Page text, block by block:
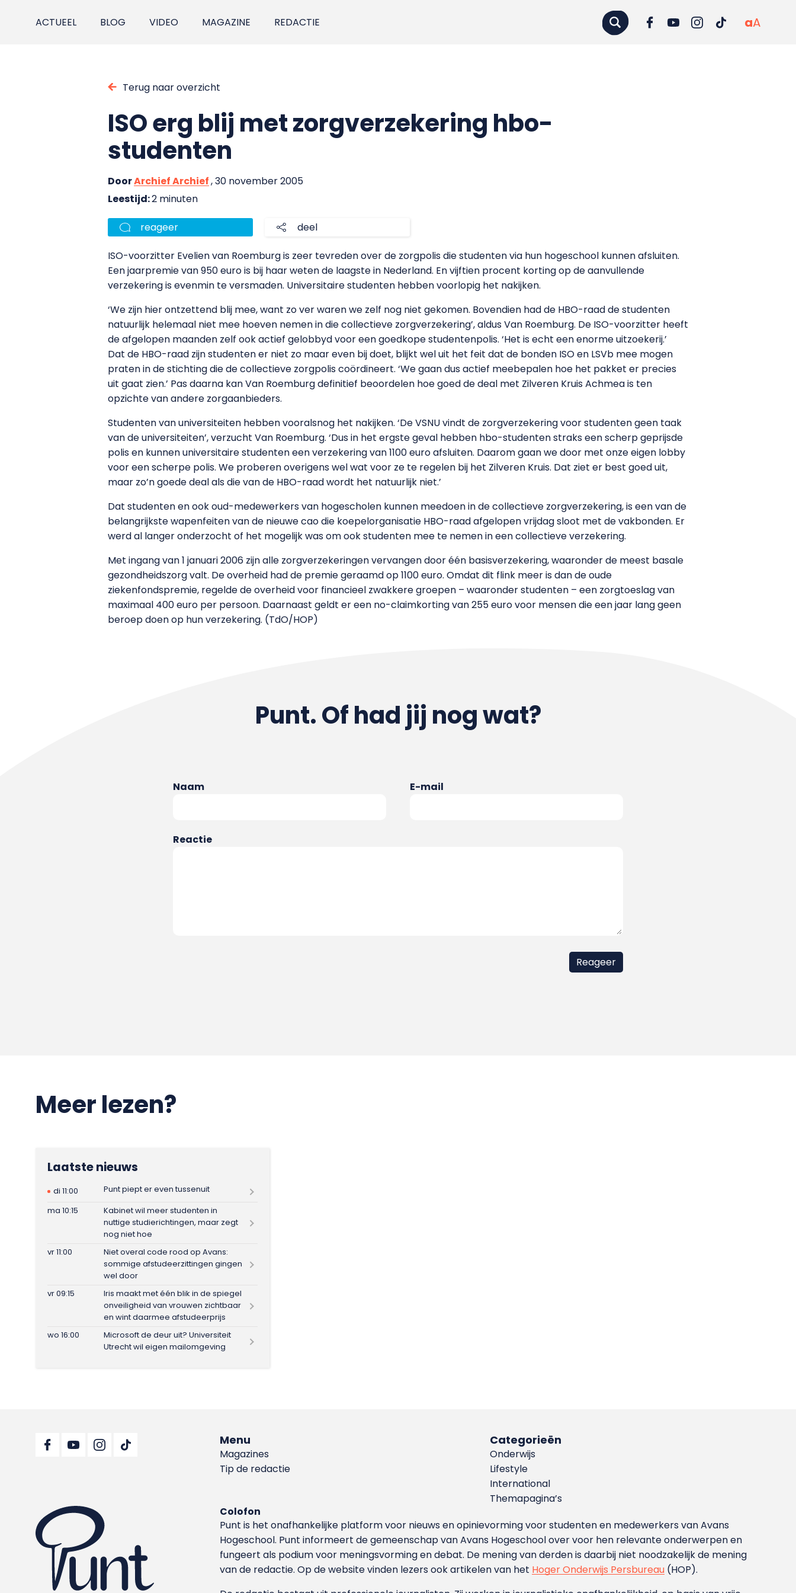
ACTUEEL BLOG VIDEO MAGAZINE REDACTIE aA
Terug naar overzicht
ISO erg blij met zorgverzekering hbo-
studenten
DoorArchief Archief, 30 november 2005
Leestijd:2 minuten
reageer deel
ISO-voorzitter Evelien van Roemburg is zeer tevreden over de zorgpolis die studenten via hun hogeschool kunnen afsluiten.
Een jaarpremie van 950 euro is bij haar weten de laagste in Nederland. En vijftien procent korting op de aanvullende
verzekering is evenmin te versmaden. Universitaire studenten hebben voorlopig het nakijken.
‘We zijn hier ontzettend blij mee, want zo ver waren we zelf nog niet gekomen. Bovendien had de HBO-raad de studenten
natuurlijk helemaal niet mee hoeven nemen in die collectieve zorgverzekering’, aldus Van Roemburg. De ISO-voorzitter heeft
de afgelopen maanden zelf ook actief gelobbyd voor een goedkope studentenpolis. ‘Het is echt een enorme uitzoekerij.’
Dat de HBO-raad zijn studenten er niet zo maar even bij doet, blijkt wel uit het feit dat de bonden ISO en LSVb mee mogen
praten in de stichting die de collectieve zorgpolis coördineert. ‘We gaan dus actief meebepalen hoe het pakket er precies
uit gaat zien.’ Pas daarna kan Van Roemburg definitief beoordelen hoe goed de deal met Zilveren Kruis Achmea is ten
opzichte van andere zorgaanbieders.
Studenten van universiteiten hebben vooralsnog het nakijken. ‘De VSNU vindt de zorgverzekering voor studenten geen taak
van de universiteiten’, verzucht Van Roemburg. ‘Dus in het ergste geval hebben hbo-studenten straks een scherp geprijsde
polis en kunnen universitaire studenten een verzekering van 1100 euro afsluiten. Daarom gaan we door met onze eigen lobby
voor een scherpe polis. We proberen overigens wel wat voor ze te regelen bij het Zilveren Kruis. Dat ziet er best goed uit,
maar zo’n goede deal als die van de HBO-raad wordt het natuurlijk niet.’
Dat studenten en ook oud-medewerkers van hogescholen kunnen meedoen in de collectieve zorgverzekering, is een van de
belangrijkste wapenfeiten van de nieuwe cao die koepelorganisatie HBO-raad afgelopen vrijdag sloot met de vakbonden. Er
werd al langer onderzocht of het mogelijk was om ook studenten mee te nemen in een collectieve verzekering.
Met ingang van 1 januari 2006 zijn alle zorgverzekeringen vervangen door één basisverzekering, waaronder de meest basale
gezondheidszorg valt. De overheid had de premie geraamd op 1100 euro. Omdat dit flink meer is dan de oude
ziekenfondspremie, regelde de overheid voor financieel zwakkere groepen – waaronder studenten – een zorgtoeslag van
maximaal 400 euro per persoon. Daarnaast geldt er een no-claimkorting van 255 euro voor mensen die een jaar lang geen
beroep doen op hun verzekering. (TdO/HOP)
Punt. Of had jij nog wat?
Naam E-mail
Reactie
Meer lezen?
Laatste nieuws
di 11:00
Punt piept er even tussenuit
ma 10:15
Kabinet wil meer studenten in
nuttige studierichtingen, maar zegt
nog niet hoe
vr 11:00
Niet overal code rood op Avans:
sommige afstudeerzittingen gingen
wel door
vr 09:15
Iris maakt met één blik in de spiegel
onveiligheid van vrouwen zichtbaar
en wint daarmee afstudeerprijs
wo 16:00
Microsoft de deur uit? Universiteit
Utrecht wil eigen mailomgeving
Menu
Magazines
Tip de redactie
Categorieën
Onderwijs
Lifestyle
International
Themapagina’s
Colofon
Punt is het onafhankelijke platform voor nieuws en opinievorming voor studenten en medewerkers van Avans
Hoge­school. Punt informeert de gemeenschap van Avans Hogeschool over voor hen relevante onderwerpen en
fungeert als podium voor meningsvorming en debat. De mening van derden is daarbij niet noodzakelijk de mening
van de redactie. Op de website vinden lezers ook artikelen van het Hoger Onderwijs Persbureau (HOP).